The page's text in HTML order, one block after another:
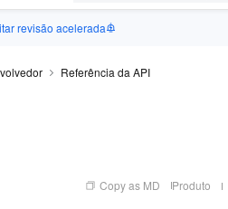
revisão acelerada
Referência da API
Copy as MD Produto